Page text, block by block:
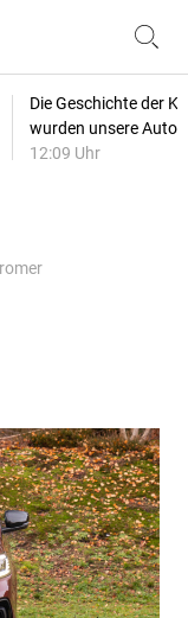
Die Geschichte der
wurden unsere
12:09 Uhr